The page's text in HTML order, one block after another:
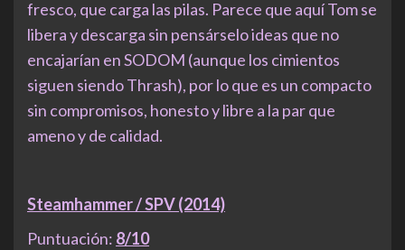
fresco, que carga las pilas. Parece que aquí Tom se
libera y descarga sin pensárselo ideas que no
encajarían en SODOM (aunque los cimientos
siguen siendo Thrash), por lo que es un compacto
sin compromisos, honesto y libre a la par que
ameno y de calidad.
Steamhammer / SPV (2014)
Puntuación: 8/10